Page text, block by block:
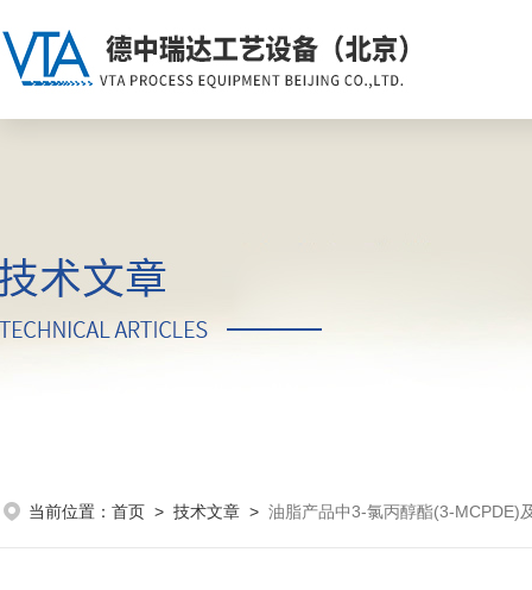
当前位置： 首页 > 技术文章 > 油脂产品中3-氯丙醇酯(3-MCPDE)